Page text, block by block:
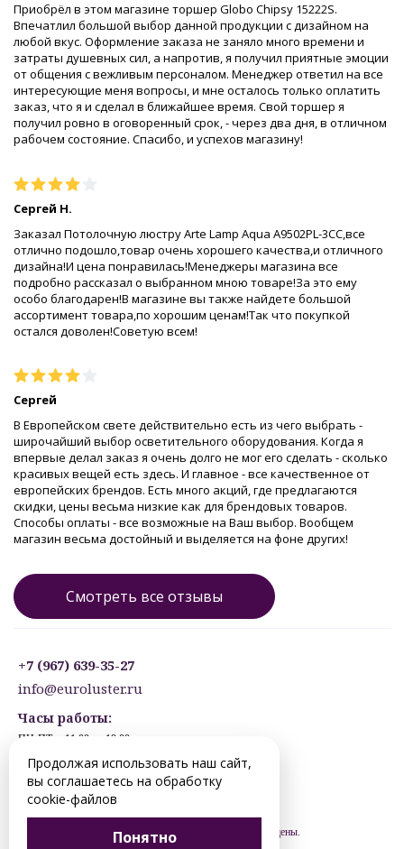
Приобрёл в этом магазине торшер Globo Chipsy 15222S.
Впечатлил большой выбор данной продукции с дизайном на
любой вкус. Оформление заказа не заняло много времени и
затраты душевных сил, а напротив, я получил приятные эмоции
от общения с вежливым персоналом. Менеджер ответил на все
интересующие меня вопросы, и мне осталось только оплатить
заказ, что я и сделал в ближайшее время. Свой торшер я
получил ровно в оговоренный срок, - через два дня, в отличном
рабочем состояние. Спасибо, и успехов магазину!
Сергей Н.
Заказал Потолочную люстру Arte Lamp Aqua A9502PL-3CC,все
отлично подошло,товар очень хорошего качества,и отличного
дизайна!И цена понравилась!Менеджеры магазина все
подробно рассказал о выбранном мною товаре!За это ему
особо благодарен!В магазине вы также найдете большой
ассортимент товара,по хорошим ценам!Так что покупкой
остался доволен!Советую всем!
Сергей
В Европейском свете действительно есть из чего выбрать -
широчайший выбор осветительного оборудования. Когда я
впервые делал заказ я очень долго не мог его сделать - сколько
красивых вещей есть здесь. И главное - все качественное от
европейских брендов. Есть много акций, где предлагаются
скидки, цены весьма низкие как для брендовых товаров.
Способы оплаты - все возможные на Ваш выбор. Вообщем
магазин весьма достойный и выделяется на фоне других!
Смотреть все отзывы
+7 (967) 639-35-27
info@euroluster.ru
Часы работы:
ПН-ПТ: с 11:00 до 19:00
ВС: ВЫХОДНОЙ
Предварительная запись.
© 2012-2026 hanty-mansiysk.euroluster.ru. Все права защищены.
Продолжая использовать наш сайт,
вы соглашаетесь на обработку
cookie-файлов
Понятно